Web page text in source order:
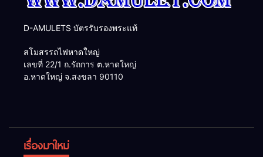
D-AMULETS บัตรรับรองพระแท้
สโมสรรถไฟหาดใหญ่
เลขที่ 22/1 ถ.รัถการ ต.หาดใหญ่
อ.หาดใหญ่ จ.สงขลา 90110
เรื่องมาใหม่